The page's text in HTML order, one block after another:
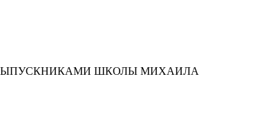
ВЫПУСКНИКАМИ ШКОЛЫ МИХАИЛА